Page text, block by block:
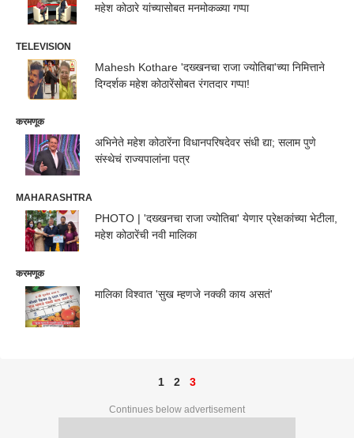
महेश कोठारे यांच्यासोबत मनमोकळ्या गप्पा
TELEVISION
Mahesh Kothare 'दख्खनचा राजा ज्योतिबा'च्या निमित्ताने
दिग्दर्शक महेश कोठारेंसोबत रंगतदार गप्पा!
करमणूक
अभिनेते महेश कोठारेंना विधानपरिषदेवर संधी द्या; सलाम पुणे
संस्थेचं राज्यपालांना पत्र
MAHARASHTRA
PHOTO | 'दख्खनचा राजा ज्योतिबा' येणार प्रेक्षकांच्या भेटीला,
महेश कोठारेंची नवी मालिका
करमणूक
मालिका विश्वात 'सुख म्हणजे नक्की काय असतं'
1 2 3
Continues below advertisement